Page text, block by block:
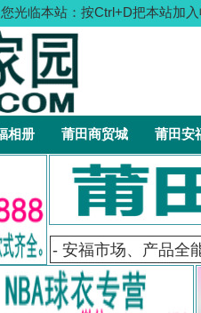
光临本站：按Ctrl+D把本站加
相册 莆田商贸城 莆田安